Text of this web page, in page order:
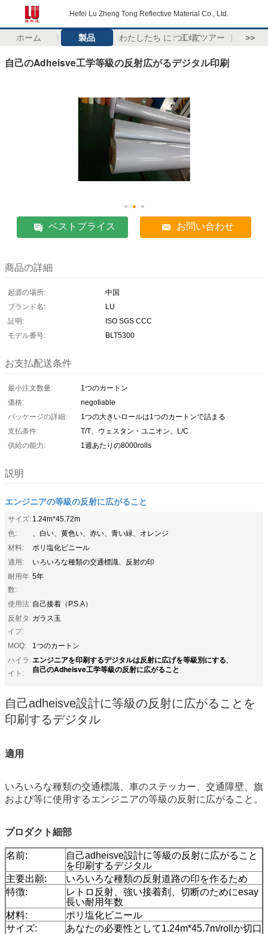
Hefei Lu Zheng Tong Reflective Material Co., Ltd.
ホーム 製品 わたしたち に つい て工場 ツアー >>
自己のAdheisve工学等級の反射広がるデジタル印刷
ベストプライス お問い合わせ
商品の詳細
起源の場所:
中国
ブランド名:
LU
証明:
ISO SGS CCC
モデル番号:
BLT5300
お支払配送条件
最小注文数量:
1つのカートン
価格:
negotiable
パッケージの詳細:
1つの大きいロールは1つのカートンで詰まる
支払条件:
T/T、ウェスタン・ユニオン、L/C
供給の能力:
1週あたりの8000rolls
説明
エンジニアの等級の反射に広がること
サイズ: 1.24m*45.72m
色:
、白い、黄色い、赤い、青い緑、オレンジ
材料:
ポリ塩化ビニール
適用:
いろいろな種類の交通標識、反射の印
耐用年
数:
5年
使用法: 自己接着（P.S.A）
反射タ
イプ:
ガラス玉
MOQ:
1つのカートン
ハイラ
イト:
エンジニアを印刷するデジタルは反射に広げを等級別にする,
自己のAdheisve工学等級の反射に広がること
自己adheisve設計に等級の反射に広がることを
印刷するデジタル
適用
いろいろな種類の交通標識、 車のステッカー、交通障壁、旗
および等に使用するエンジニアの等級の反射に広がること 。
プロダクト細部
名前:
自己adheisve設計に等級の反射に広がること
を印刷するデジタル
主要出願:
いろいろな種類の反射道路の印を作るため
特徴:
レトロ反射、強い接着剤、切断のためにesay
長い耐用年数
材料:
ポリ塩化ビニール
サイズ:
あなたの必要性として1.24m*45.7m/rollか切口